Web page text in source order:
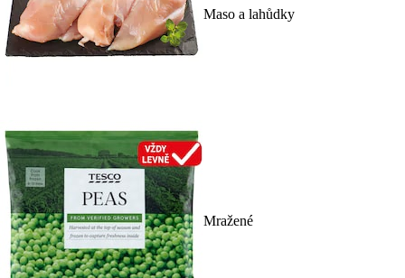
Maso a lahůdky
Mražené